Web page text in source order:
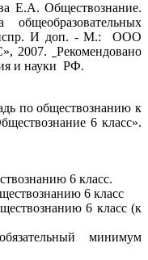
Е.А. Обществознание.
испр. И доп. - М.: ООО
2007.
Рекомендовано
и науки РФ.
по обществознанию к
6 класс».
6 класс.
6 класс
6 класс (к
минимум